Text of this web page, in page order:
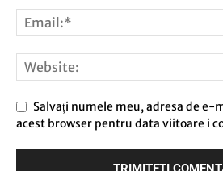
Salvați numele meu, adresa de e-
acest browser pentru data viitoare i